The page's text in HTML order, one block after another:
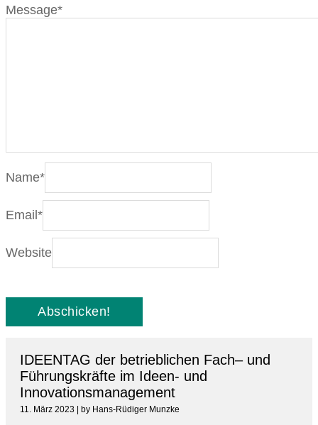
Message*
Name*
Email *
Website
IDEENTAG der betrieblichen Fach– und
Führungskräfte im Ideen- und
Innovationsmanagement
11. März 2023 by Hans-Rüdiger Munzke